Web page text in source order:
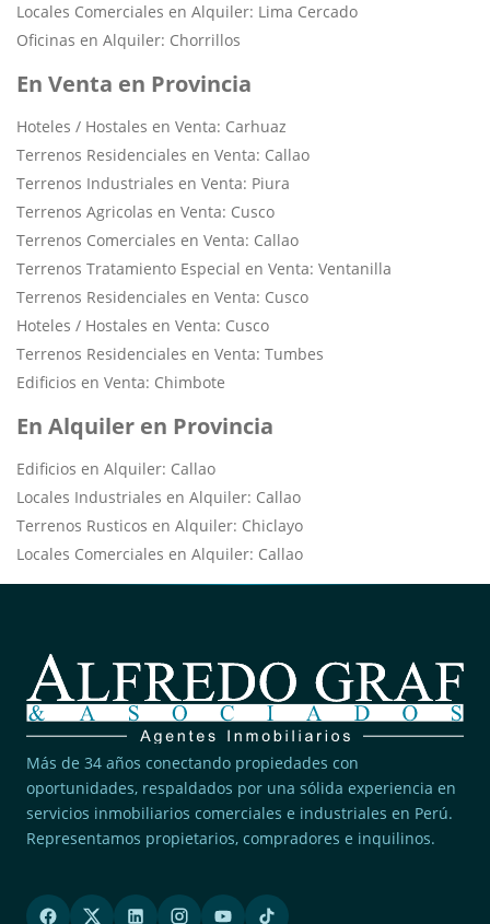
Locales Comerciales en Alquiler: Lima Cercado
Oficinas en Alquiler: Chorrillos
En Venta en Provincia
Hoteles / Hostales en Venta: Carhuaz
Terrenos Residenciales en Venta: Callao
Terrenos Industriales en Venta: Piura
Terrenos Agricolas en Venta: Cusco
Terrenos Comerciales en Venta: Callao
Terrenos Tratamiento Especial en Venta: Ventanilla
Terrenos Residenciales en Venta: Cusco
Hoteles / Hostales en Venta: Cusco
Terrenos Residenciales en Venta: Tumbes
Edificios en Venta: Chimbote
En Alquiler en Provincia
Edificios en Alquiler: Callao
Locales Industriales en Alquiler: Callao
Terrenos Rusticos en Alquiler: Chiclayo
Locales Comerciales en Alquiler: Callao
Más de 34 años conectando propiedades con
oportunidades, respaldados por una sólida experiencia en
servicios inmobiliarios comerciales e industriales en Perú.
Representamos propietarios, compradores e inquilinos.